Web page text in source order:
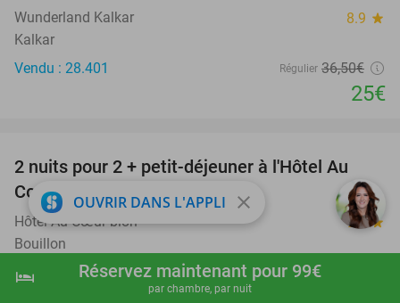
shopping_cart Réserver maintenant
hotel Réservez maintenant pour 99€
par chambre, par nuit
Wunderland Kalkar 8.9 star
Kalkar
Vendu : 28.401
Régulier 36,50€
25€
30%
2 nuits pour 2 + petit-déjeuner à l'Hôtel Au
Cœur bion
Hôtel Au Cœur bion 9.1star
Bouillon
Vendu : 42
Régulier
OUVRIR DANS L'APPLI close